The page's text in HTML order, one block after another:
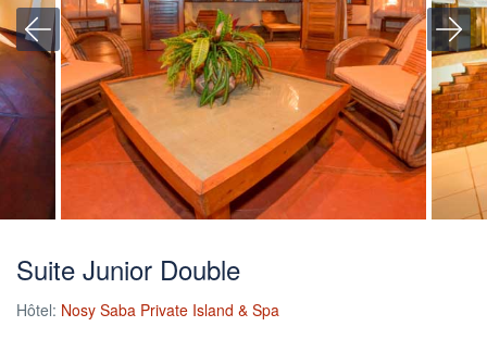
Suite Junior Double
Hôtel: Nosy Saba Private Island & Spa